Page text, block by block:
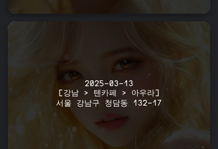
2025-03-13
[강남 > 텐카페 > 아우라]
서울 강남구 청담동 132-17